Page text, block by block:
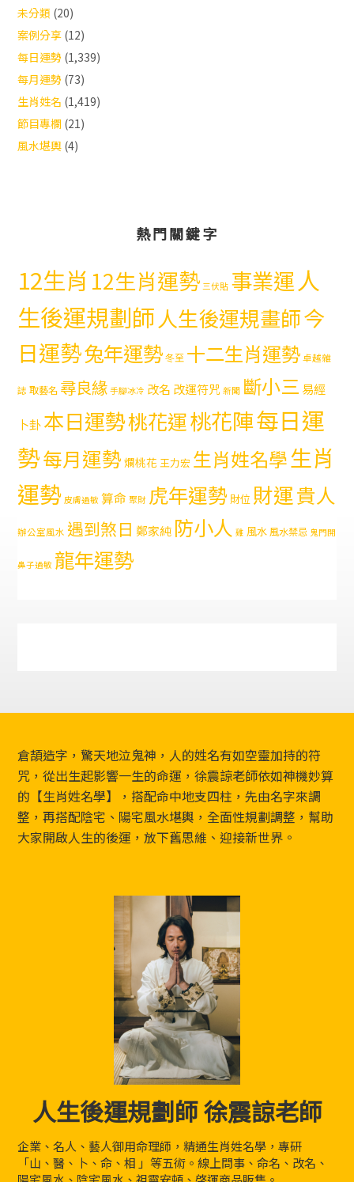
未分類 (20)
案例分享 (12)
每日運勢 (1,339)
每月運勢 (73)
生肖姓名 (1,419)
節目專欄 (21)
風水堪輿 (4)
熱門關鍵字
12生肖 12生肖運勢 三伏貼 事業運人
生後運規劃師人生後運規畫師今
日運勢兔年運勢冬至 十二生肖運勢 卓越雜
誌 取藝名 尋良緣 手腳冰冷 改名 改運符咒 新聞 斷小三易經
卜卦本日運勢桃花運桃花陣每日運
勢每月運勢 爛桃花 王力宏 生肖姓名學生肖
運勢 皮膚過敏 算命 聚財 虎年運勢 財位 財運貴人
辦公室風水 遇到煞日 鄭家純 防小人 雞 風水風水禁忌 鬼門開
鼻子過敏 龍年運勢
Footer
倉頡造字，驚天地泣鬼神，人的姓名有如空靈加持的符
咒，從出生起影響一生的命運，徐震諒老師依如神機妙算
的【生肖姓名學】，搭配命中地支四柱，先由名字來調
整，再搭配陰宅、陽宅風水堪輿，全面性規劃調整，幫助
大家開啟人生的後運，放下舊思維、迎接新世界。
人生後運規劃師 徐震諒老師
企業、名人、藝人御用命理師，精通生肖姓名學，專研
「山、醫、卜、命、相 」等五術。線上問事、命名、改名、